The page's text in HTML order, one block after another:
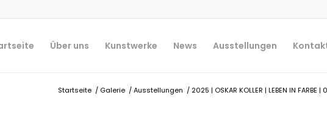
Über uns Kunstwerke News Ausstellungen
Startseite / Galerie /Ausstellungen / 2025 | OSKAR KOLLER | LEBEN IN FARBE